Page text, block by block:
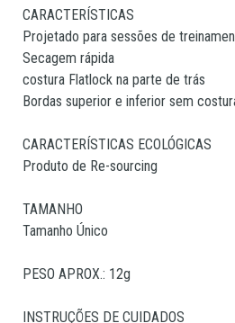
CARACTERÍSTICAS
Projetado para sessões de
Secagem rápida
costura Flatlock na parte de trás
Bordas superior e inferior sem
CARACTERÍSTICAS ECOLÓGICAS
Produto de Re-sourcing
TAMANHO
Tamanho Único
PESO APROX.: 12g
INSTRUÇÕES DE CUIDADOS